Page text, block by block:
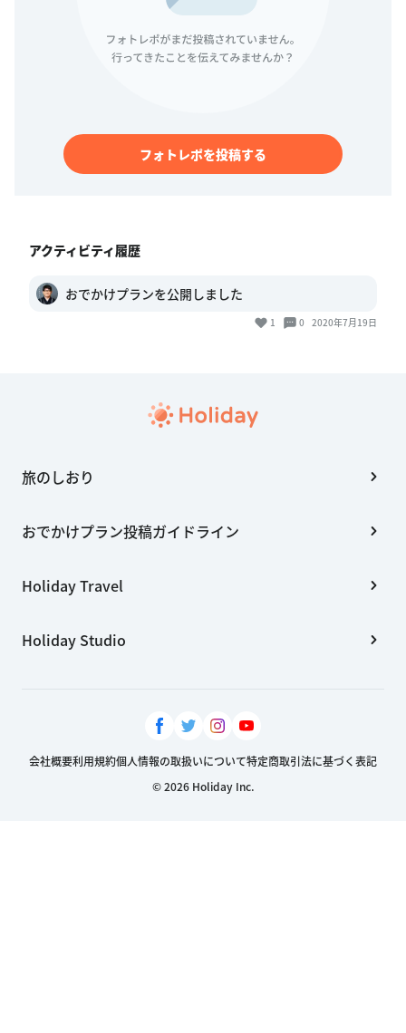
フォトレポを投稿する
アクティビティ履歴
おでかけプランを公開しました
1 0 2020年7月19日
旅のしおり
おでかけプラン投稿ガイドライン
Holiday Travel
Holiday Studio
会社概要利用規約個人情報の取扱いについて特定商取引法に基づく表記
© 2026 Holiday Inc.